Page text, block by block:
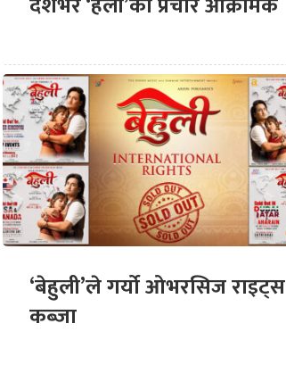
‘बेहुली’ले गर्यो ओभरसिज राइट्स
कब्जा